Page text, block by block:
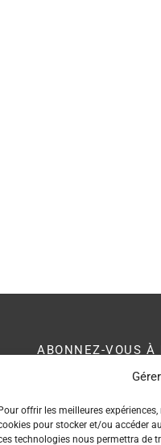
Pour offrir les meilleures
pour stocker et/ou accéder
technologies nous permettra de
ABONNEZ-VOUS À
Réseau EPI Center